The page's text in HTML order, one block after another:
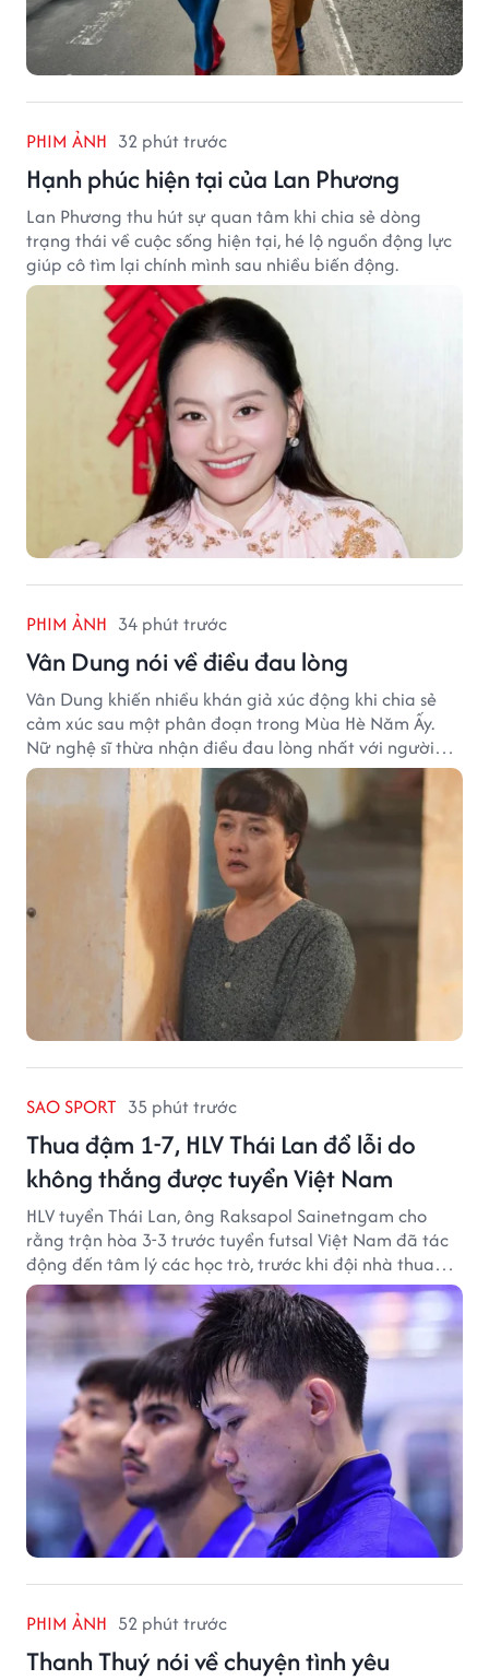
PHIM ẢNH 32 phút trước
Hạnh phúc hiện tại của Lan Phương
Lan Phương thu hút sự quan tâm khi chia sẻ dòng
trạng thái về cuộc sống hiện tại, hé lộ nguồn động lực
giúp cô tìm lại chính mình sau nhiều biến động.
PHIM ẢNH 34 phút trước
Vân Dung nói về điều đau lòng
Vân Dung khiến nhiều khán giả xúc động khi chia sẻ
cảm xúc sau một phân đoạn trong Mùa Hè Năm Ấy.
Nữ nghệ sĩ thừa nhận điều đau lòng nhất với người
mẹ không phải sự nghèo khó, mà là khi các con phải
chứng kiến những tổn thương trong chính ngôi nhà
SAO SPORT 35 phút trước
Thua đậm 1-7, HLV Thái Lan đổ lỗi do
không thắng được tuyển Việt Nam
HLV tuyển Thái Lan, ông Raksapol Sainetngam cho
rằng trận hòa 3-3 trước tuyển futsal Việt Nam đã tác
động đến tâm lý các học trò, trước khi đội nhà thua
đậm Nga 1-7.
PHIM ẢNH 52 phút trước
Thanh Thuý nói về chuyện tình yêu